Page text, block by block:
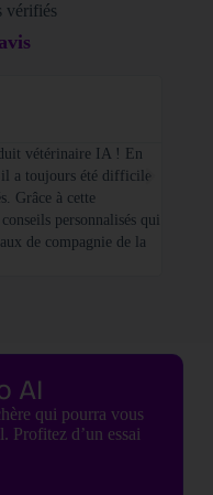
vérifiés
vétérinaire IA ! En
a toujours été difficile
Grâce à cette
personnalisés qui
de compagnie de la
AI
qui pourra vous
Profitez d’un essai